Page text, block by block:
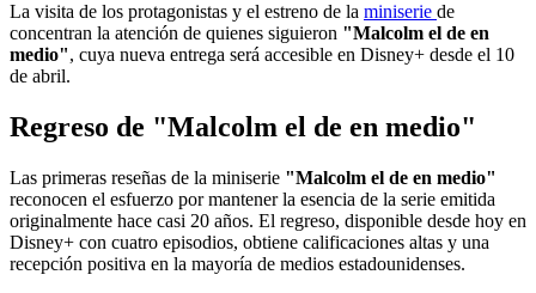
La visita de los protagonistas y el estreno de la miniserie de
concentran la atención de quienes siguieron "Malcolm el de en
medio", cuya nueva entrega será accesible en Disney+ desde el 10
de abril.
Regreso de "Malcolm el de en medio"
Las primeras reseñas de la miniserie "Malcolm el de en medio"
reconocen el esfuerzo por mantener la esencia de la serie emitida
originalmente hace casi 20 años. El regreso, disponible desde hoy en
Disney+ con cuatro episodios, obtiene calificaciones altas y una
recepción positiva en la mayoría de medios estadounidenses.